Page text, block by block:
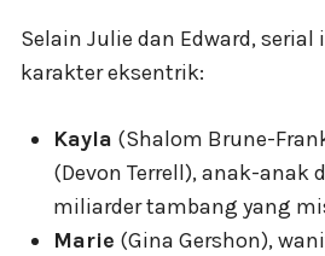
Selain Julie dan Edward,
karakter eksentrik:
Kayla (Shalom Brune-
(Devon Terrell), anak-anak
miliarder tambang yang
Marie (Gina Gershon),